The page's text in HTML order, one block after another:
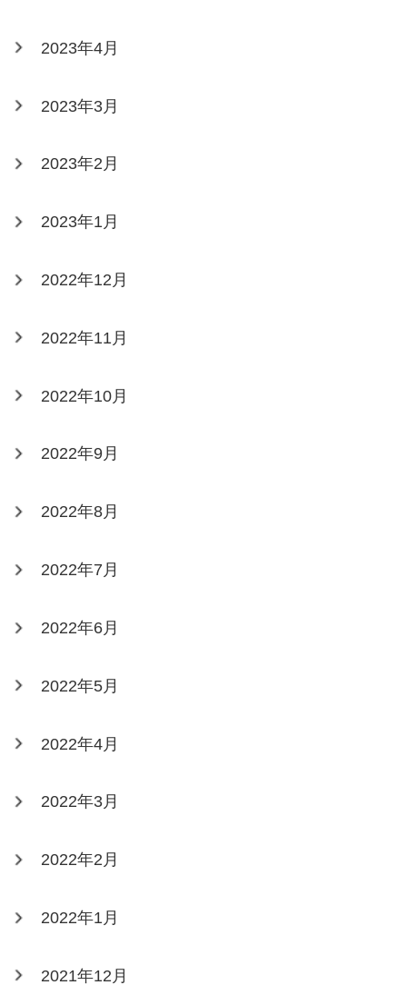
2023年4月
2023年3月
2023年2月
2023年1月
2022年12月
2022年11月
2022年10月
2022年9月
2022年8月
2022年7月
2022年6月
2022年5月
2022年4月
2022年3月
2022年2月
2022年1月
2021年12月